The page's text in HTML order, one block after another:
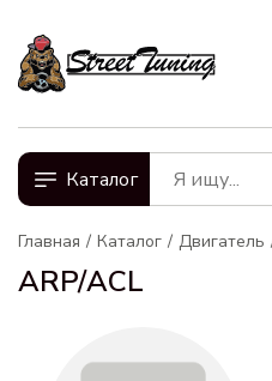
Каталог
Главная Каталог Двигатель
ARP/ACL